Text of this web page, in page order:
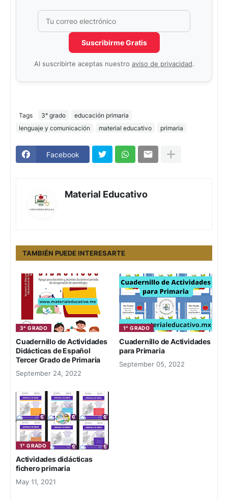
No completar este campo
Suscribirme Gratis
Al suscribirte aceptas nuestro aviso de privacidad.
Tags 3° grado
educación primaria
lenguaje y comunicación
material educativo primaria
Facebook
Material Educativo
TAMBIÉN PUEDE INTERESARTE
3° GRADO
Cuadernillo de Actividades
Didácticas de Español
Tercer Grado de Primaria
September 24, 2022
1° GRADO
Cuadernillo de Actividades
para Primaria
September 05, 2022
1° GRADO
Actividades didácticas
fichero primaria
May 11, 2021